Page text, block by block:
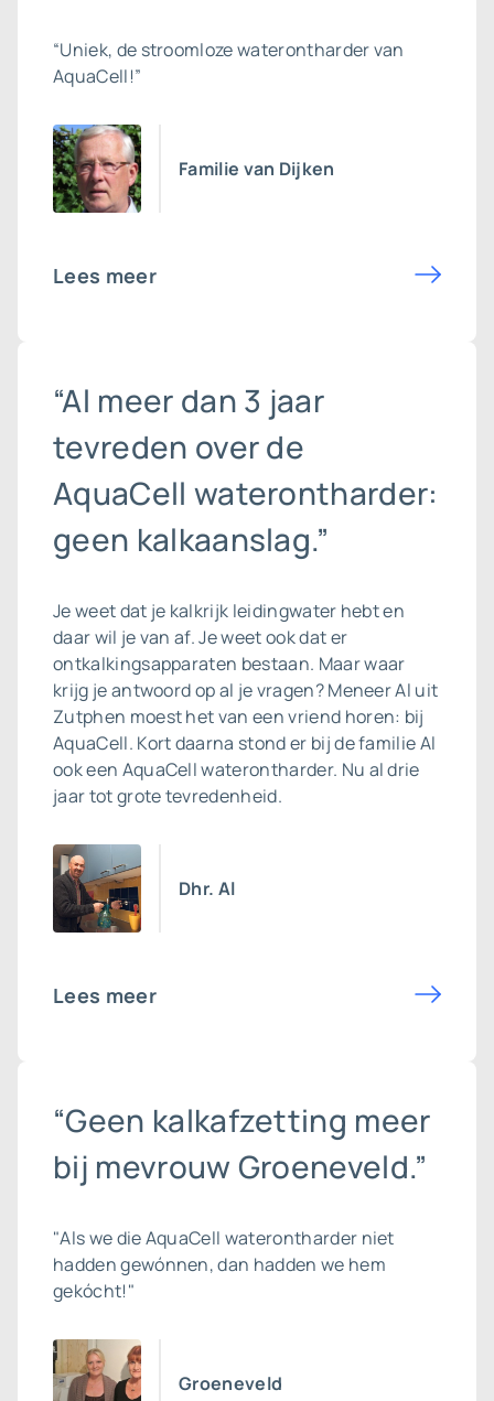
“Uniek, de stroomloze waterontharder van
AquaCell!”
Familie van Dijken
Lees meer
“Al meer dan 3 jaar
tevreden over de
AquaCell waterontharder:
geen kalkaanslag.”
Je weet dat je kalkrijk leidingwater hebt en
daar wil je van af. Je weet ook dat er
ontkalkingsapparaten bestaan. Maar waar
krijg je antwoord op al je vragen? Meneer Al uit
Zutphen moest het van een vriend horen: bij
AquaCell. Kort daarna stond er bij de familie Al
ook een AquaCell waterontharder. Nu al drie
jaar tot grote tevredenheid.
Dhr. Al
Lees meer
“Geen kalkafzetting meer
bij mevrouw Groeneveld.”
"Als we die AquaCell waterontharder niet
hadden gewónnen, dan hadden we hem
gekócht!"
Groeneveld